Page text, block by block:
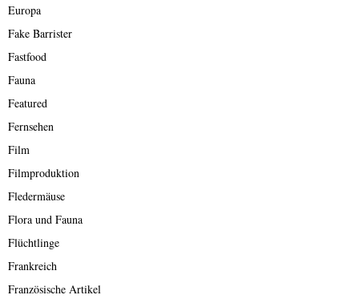
Europa
Fake Barrister
Fastfood
Fauna
Featured
Fernsehen
Film
Filmproduktion
Fledermäuse
Flora und Fauna
Flüchtlinge
Frankreich
Französische Artikel